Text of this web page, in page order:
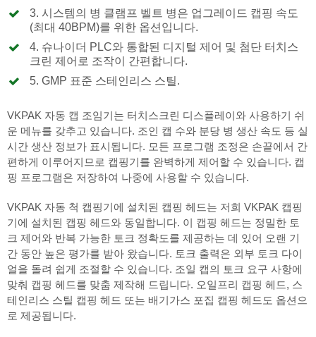
3. 시스템의 병 클램프 벨트 병은 업그레이드 캡핑 속도
(최대 40BPM)를 위한 옵션입니다.
4. 슈나이더 PLC와 통합된 디지털 제어 및 첨단 터치스
크린 제어로 조작이 간편합니다.
5. GMP 표준 스테인리스 스틸.
VKPAK 자동 캡 조임기는 터치스크린 디스플레이와 사용하기 쉬
운 메뉴를 갖추고 있습니다. 조인 캡 수와 분당 병 생산 속도 등 실
시간 생산 정보가 표시됩니다. 모든 프로그램 조정은 손끝에서 간
편하게 이루어지므로 캡핑기를 완벽하게 제어할 수 있습니다. 캡
핑 프로그램은 저장하여 나중에 사용할 수 있습니다.
VKPAK 자동 척 캡핑기에 설치된 캡핑 헤드는 저희 VKPAK 캡핑
기에 설치된 캡핑 헤드와 동일합니다. 이 캡핑 헤드는 정밀한 토
크 제어와 반복 가능한 토크 정확도를 제공하는 데 있어 오랜 기
간 동안 높은 평가를 받아 왔습니다. 토크 출력은 외부 토크 다이
얼을 돌려 쉽게 조절할 수 있습니다. 조일 캡의 토크 요구 사항에
맞춰 캡핑 헤드를 맞춤 제작해 드립니다. 오일프리 캡핑 헤드, 스
테인리스 스틸 캡핑 헤드 또는 배기가스 포집 캡핑 헤드도 옵션으
로 제공됩니다.